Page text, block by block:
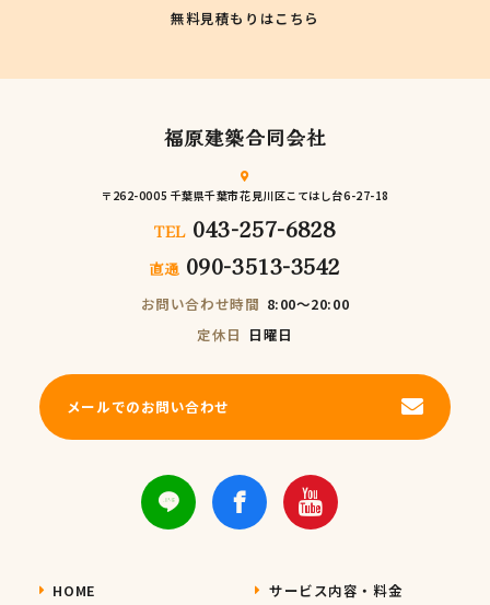
無料見積もりはこちら
福原建築合同会社
〒262-0005 千葉県千葉市花見川区こてはし台6-27-18
TEL 043-257-6828
直通 090-3513-3542
お問い合わせ時間 8:00～20:00
定休日 日曜日
メールでのお問い合わせ
HOME サービス内容・料金